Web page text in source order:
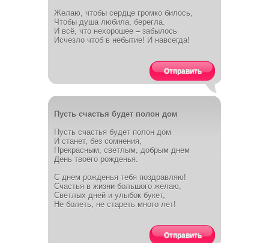
Желаю, чтобы сердце громко билось,
Чтобы душа любила, берегла.
И всё, что нехорошее – забылось
Исчезло чтоб в небытие! И навсегда!
Отправить
Пусть счастья будет полон дом
Пусть счастья будет полон дом
И станет, без сомнения,
Прекрасным, светлым, добрым днем
День твоего рожденья.
С днем рожденья тебя поздравляю!
Счастья в жизни большого желаю,
Светлых дней и улыбок букет,
Не болеть, не стареть много лет!
Отправить